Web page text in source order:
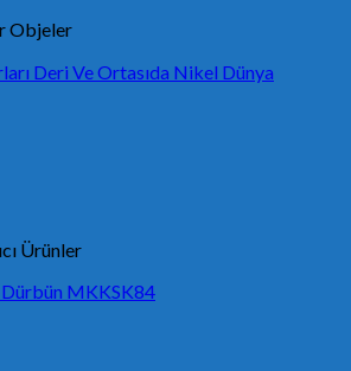
Objeler
Deri Ve Ortasıda Nikel Dünya
Ürünler
MKKSK84